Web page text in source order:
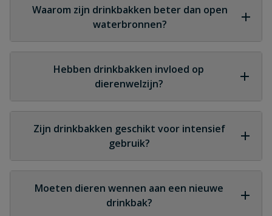
Waarom zijn drinkbakken beter dan open
waterbronnen?
Omdat ze zorgen voor gecontroleerde en
hygiënische toegang tot drinkwater.
Hebben drinkbakken invloed op
dierenwelzijn?
Ja, voldoende en schoon drinkwater is essentieel
voor gezondheid en prestaties.
Zijn drinkbakken geschikt voor intensief
gebruik?
Ja, kwalitatieve drinkbakken zijn ontworpen voor
dagelijks gebruik door meerdere dieren.
Moeten dieren wennen aan een nieuwe
drinkbak?